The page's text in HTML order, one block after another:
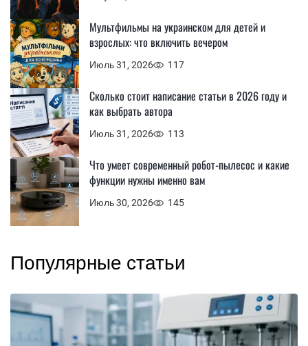
Июль 31, 2026 117
Мультфильмы на украинском для детей и
взрослых: что включить вечером
Июль 31, 2026 113
Сколько стоит написание статьи в 2026 году и
как выбрать автора
Июль 30, 2026 145
Что умеет современный робот-пылесос и какие
функции нужны именно вам
Популярные статьи